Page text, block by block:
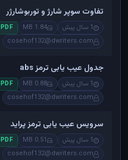
تفاوت سوپر شارژ و توربوشارژر
1 سال پیش 1.84 MB
PDF
cosehof132@dwriters.com
جدول عیب یابی ترمز abs
1 سال پیش 0.88 MB
PDF
cosehof132@dwriters.com
سرویس عیب یابی ترمز پراید
1 سال پیش 0.51 MB
PDF
cosehof132@dwriters.com